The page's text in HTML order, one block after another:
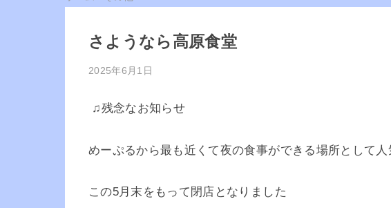
さようなら高原食堂
2025年6月1日
♫残念なお知らせ
めーぷるから最も近くて夜の食事ができる場所として
この5月末をもって閉店となりました